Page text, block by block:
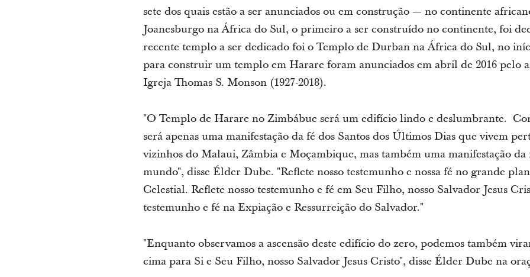
sete dos quais estão a ser anunciados ou em construção — no continente
Joanesburgo na África do Sul, o primeiro a ser construído no continente, foi
recente templo a ser dedicado foi o Templo de Durban na África do Sul, no
para construir um templo em Harare foram anunciados em abril de 2016 pelo
Igreja Thomas S. Monson (1927-2018).
"O Templo de Harare no Zimbábue será um edifício lindo e deslumbrante.
será apenas uma manifestação da fé dos Santos dos Últimos Dias que vivem
vizinhos do Malaui, Zâmbia e Moçambique, mas também uma manifestação da
mundo", disse Élder Dube. "Reflete nosso testemunho e nossa fé no grande
Celestial. Reflete nosso testemunho e fé em Seu Filho, nosso Salvador Jesus
testemunho e fé na Expiação e Ressurreição do Salvador."
"Enquanto observamos a ascensão deste edifício do zero, podemos também
cima para Si e Seu Filho, nosso Salvador Jesus Cristo", disse Élder Dube na